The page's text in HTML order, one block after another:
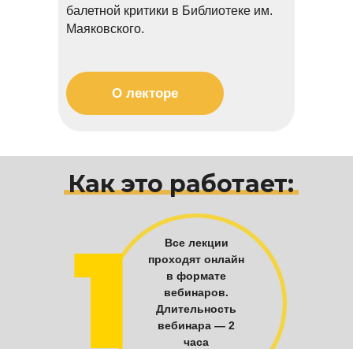
балетной критики в Библиотеке им.
Маяковского.
О лекторе
Как это работает:
Все лекции
проходят онлайн
в формате
вебинаров.
Длительность
вебинара — 2
часа